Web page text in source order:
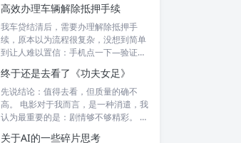
高效办理车辆解除抵押手续
我车贷结清后，需要办理解除抵押手
续，原本以为流程很复杂，没想到简单
到让人难以置信：手机点一下—验证头
终于还是去看了《功夫女足》
先说结论：值得去看，但质量的确不
高。 电影对于我而言，是一种消遣，我
认为最重要的是：剧情够不够精彩。 比
关于AI的一些碎片思考